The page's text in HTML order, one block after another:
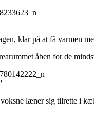
klar på at få varmen
åben for de
læner sig tilrette i